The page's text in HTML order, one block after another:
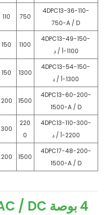
4DPC13-36-110-
750-A / D
750
110
4DPC13-49-150-
1100-أ / د
1100
150
4DPC13-54-150-
1300-أ / د
1300
150
4DPC13-60-200-
1500-A / D
1500
200
4DPC13-110-300-
2200-أ / د
220
0
300
4DPC17-48-200-
1500-A / D
1500
200